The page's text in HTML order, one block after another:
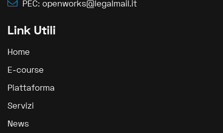
PEC: openworks@legalmail.it
Link Utili
Home
E‑course
Piattaforma
Servizi
News